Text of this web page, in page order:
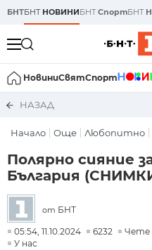
БНТБНТ НОВИНИБНТСпортБНТ
НовиниСвятСпорт
НАЗАД
Начало Още Любопитно
Полярно сияние
България
от БНТ
05:54, 11.10.2024 6232
Чете
У нас